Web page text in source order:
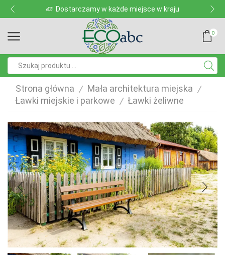
Dostarczamy w każde miejsce w kraju
0
Strona główna / Mała architektura miejska /
Ławki miejskie i parkowe / Ławki żeliwne